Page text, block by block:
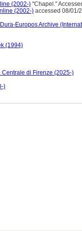
(2002-) "Chapel."
(2002-) accessed 08/01/
Europos Archive
(1994)
di Firenze (2025-)
)